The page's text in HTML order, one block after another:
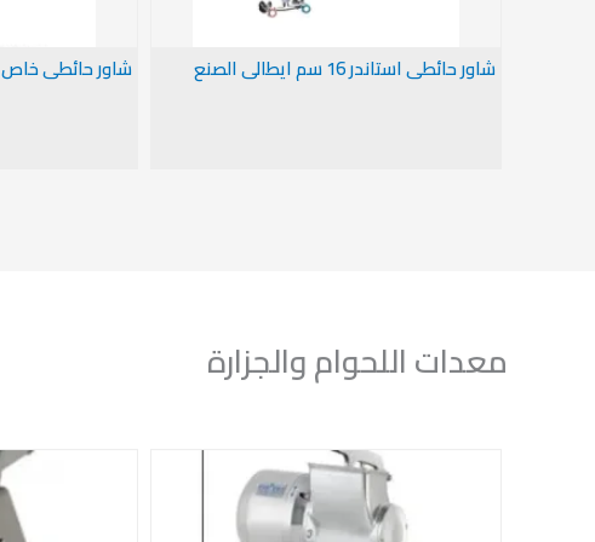
شاور حائطى استاندر 16 سم ايطالى الصنع شاور حائطى خاص 21 سم ايطالى الصنع
معدات اللحوام والجزارة